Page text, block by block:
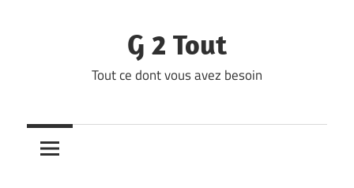
G 2 Tout
Tout ce dont vous avez besoin